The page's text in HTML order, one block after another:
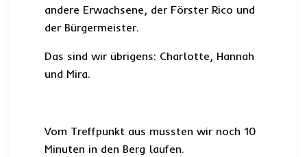
andere Erwachsene, der Förster Rico und
der Bürgermeister.
Das sind wir übrigens: Charlotte, Hannah
und Mira.
Vom Treffpunkt aus mussten wir noch 10
Minuten in den Berg laufen.